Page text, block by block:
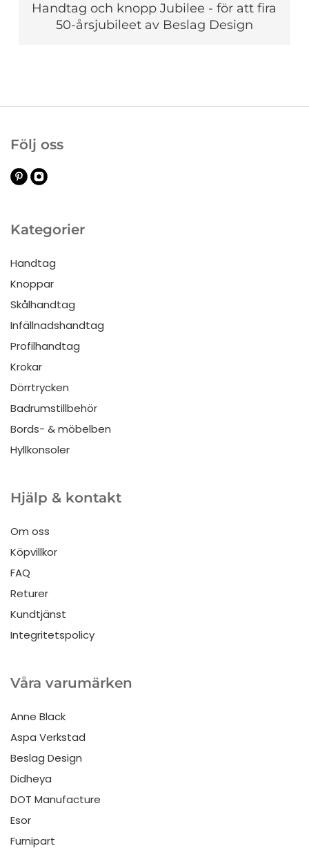
Handtag och knopp Jubilee - för att fira
50-årsjubileet av Beslag Design
Kategorier
Handtag
Knoppar
Skålhandtag
Infällnadshandtag
Profilhandtag
Krokar
Dörrtrycken
Badrumstillbehör
Bords- & möbelben
Hyllkonsoler
Hjälp & kontakt
Om oss
Köpvillkor
FAQ
Returer
Kundtjänst
Integritetspolicy
Våra varumärken
Anne Black
Aspa Verkstad
Beslag Design
Didheya
DOT Manufacture
Esor
Furnipart
Följ oss